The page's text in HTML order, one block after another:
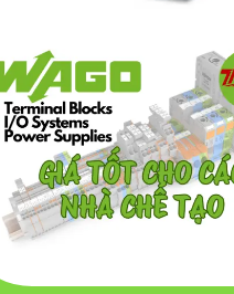
Truong Thinh Technology &
All right Reserved.